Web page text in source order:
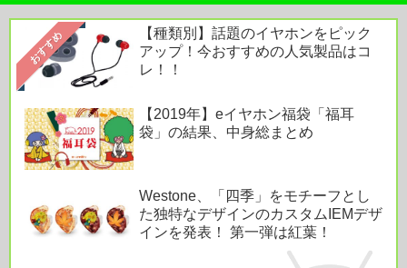
Powered by livedoor 相互RSS
おすすめ
【種類別】話題のイヤホンをピック
アップ！今おすすめの人気製品はコ
レ！！
【2019年】eイヤホン福袋「福耳
袋」の結果、中身総まとめ
Westone、「四季」をモチーフとし
た独特なデザインのカスタムIEMデザ
インを発表！ 第一弾は紅葉！